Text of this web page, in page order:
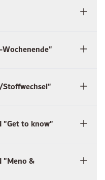
Wochenende"
Stoffwechsel"
"Get to know"
"Meno &